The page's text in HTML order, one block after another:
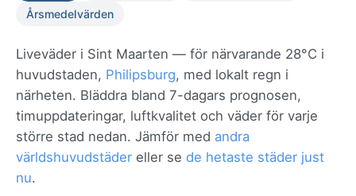
Årsmedelvärden
Liveväder i Sint Maarten — för närvarande 28°C i
huvudstaden, Philipsburg, med lokalt regn i
närheten. Bläddra bland 7-dagars prognosen,
timuppdateringar, luftkvalitet och väder för varje
större stad nedan. Jämför med andra
världshuvudstäder eller se de hetaste städer just
nu.